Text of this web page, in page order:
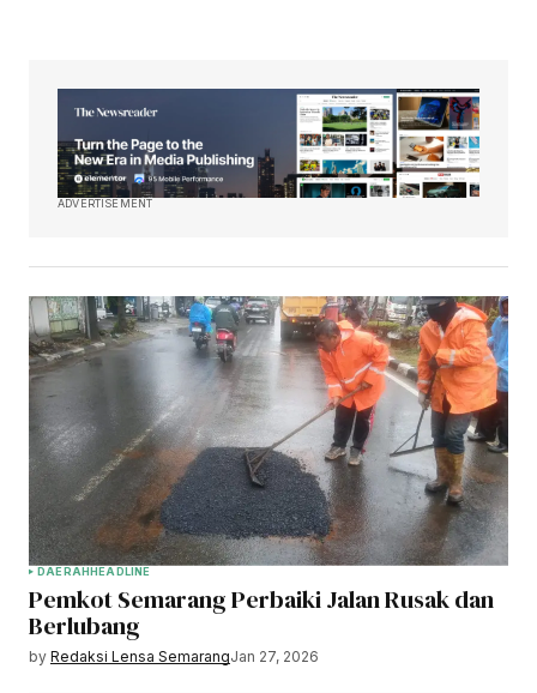
ADVERTISEMENT
DAERAHHEADLINE
Pemkot Semarang Perbaiki Jalan Rusak dan
Berlubang
by Redaksi Lensa SemarangJan 27, 2026